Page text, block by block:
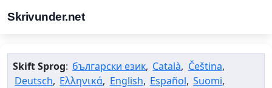
Skrivunder.net
Skift Sprog: български език, Català, Čeština,
Deutsch, Ελληνικά, English, Español, Suomi,